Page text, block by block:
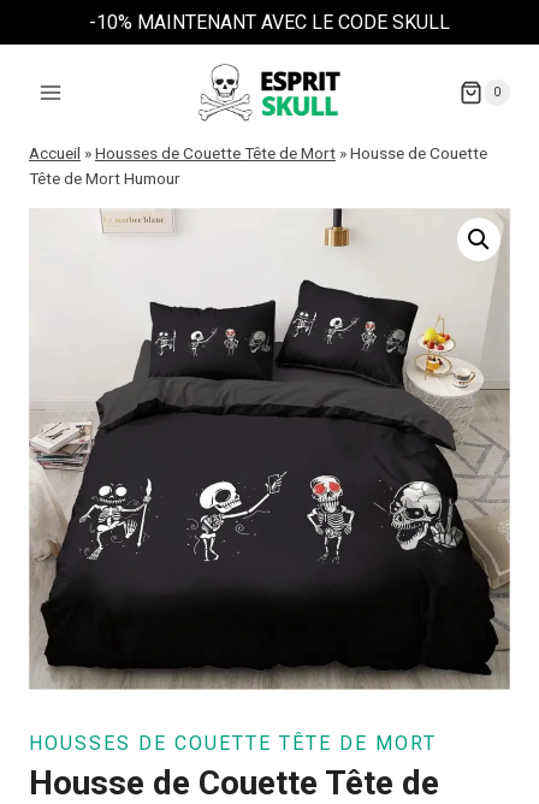
au
-10% MAINTENANT AVEC LE CODE SKULL
0
Accueil »Housses de Couette Tête de Mort »Housse de Couette
Tête de Mort Humour
HOUSSES DE COUETTE TÊTE DE MORT
Housse de Couette Tête de